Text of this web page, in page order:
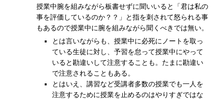
授業中腕を組みながら板書せずに聞いいると「君は私の
事を評価しているのか？？」と指を刺されて怒られる事
もあるので授業中に腕を組みながら聞くべきでは無い。
とは言いながらも、授業中に必死にノートを取っ
ている生徒に対し、予習を怠って授業中にやって
いると勘違いして注意することも。たまに勘違い
で注意されることもある。
とはいえ、講習など受講者多数の授業でも一人を
注意するために授業を止めるのはやりすぎではな